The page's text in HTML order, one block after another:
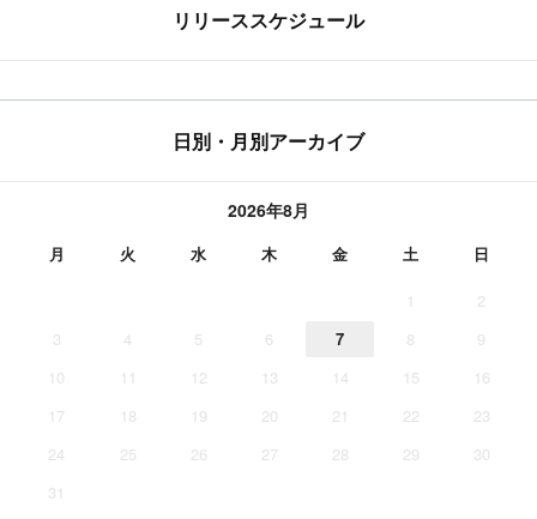
リリーススケジュール
日別・月別アーカイブ
2026年8月
月 火 水 木 金 土 日
1
2
3
4 5 6 7 8
9
10
11 12 13 14 15
16
17
18 19 20 21 22
23
24
25 26 27 28 29
30
31